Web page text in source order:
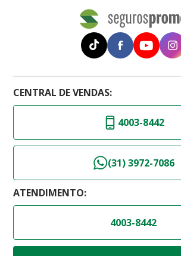
CENTRAL DE VENDAS:
4003-8442
(31) 3972-7086
ATENDIMENTO:
4003-8442